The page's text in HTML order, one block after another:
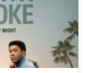
è mai stato
alle ragioni